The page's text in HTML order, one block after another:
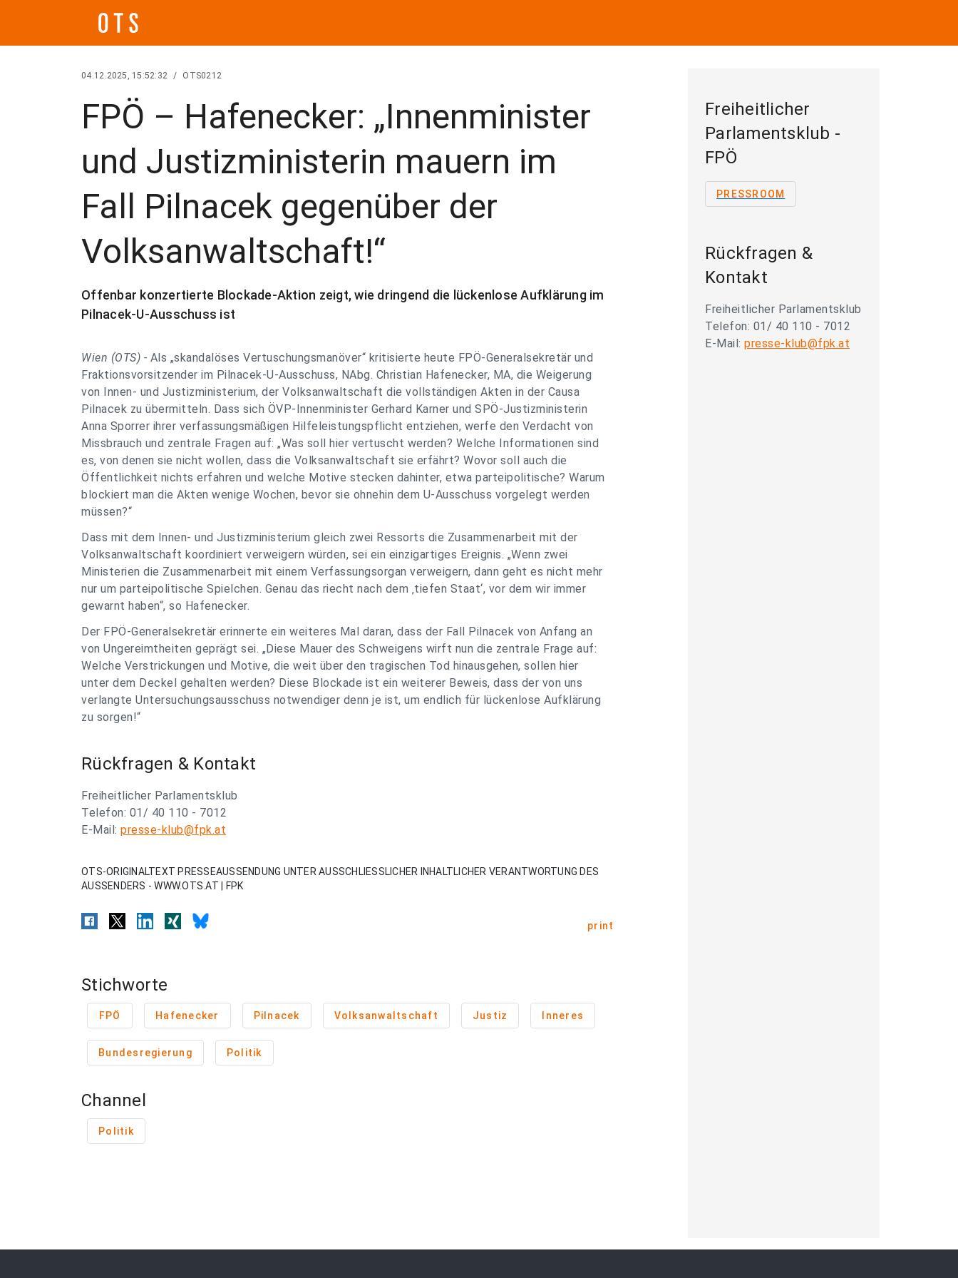
04.12.2025, 15:52:32 / OTS0212
FPÖ – Hafenecker: „Innenminister
und Justizministerin mauern im
Fall Pilnacek gegenüber der
Volksanwaltschaft!“
Offenbar konzertierte Blockade-Aktion zeigt, wie dringend die lückenlose Aufklärung im
Pilnacek-U-Ausschuss ist
Wien (OTS) - Als „skandalöses Vertuschungsmanöver“ kritisierte heute FPÖ-Generalsekretär und
Fraktionsvorsitzender im Pilnacek-U-Ausschuss, NAbg. Christian Hafenecker, MA, die Weigerung
von Innen- und Justizministerium, der Volksanwaltschaft die vollständigen Akten in der Causa
Pilnacek zu übermitteln. Dass sich ÖVP-Innenminister Gerhard Karner und SPÖ-Justizministerin
Anna Sporrer ihrer verfassungsmäßigen Hilfeleistungspflicht entziehen, werfe den Verdacht von
Missbrauch und zentrale Fragen auf: „Was soll hier vertuscht werden? Welche Informationen sind
es, von denen sie nicht wollen, dass die Volksanwaltschaft sie erfährt? Wovor soll auch die
Öffentlichkeit nichts erfahren und welche Motive stecken dahinter, etwa parteipolitische? Warum
blockiert man die Akten wenige Wochen, bevor sie ohnehin dem U-Ausschuss vorgelegt werden
müssen?“
Dass mit dem Innen- und Justizministerium gleich zwei Ressorts die Zusammenarbeit mit der
Volksanwaltschaft koordiniert verweigern würden, sei ein einzigartiges Ereignis. „Wenn zwei
Ministerien die Zusammenarbeit mit einem Verfassungsorgan verweigern, dann geht es nicht mehr
nur um parteipolitische Spielchen. Genau das riecht nach dem ‚tiefen Staat‘, vor dem wir immer
gewarnt haben“, so Hafenecker.
Der FPÖ-Generalsekretär erinnerte ein weiteres Mal daran, dass der Fall Pilnacek von Anfang an
von Ungereimtheiten geprägt sei. „Diese Mauer des Schweigens wirft nun die zentrale Frage auf:
Welche Verstrickungen und Motive, die weit über den tragischen Tod hinausgehen, sollen hier
unter dem Deckel gehalten werden? Diese Blockade ist ein weiterer Beweis, dass der von uns
verlangte Untersuchungsausschuss notwendiger denn je ist, um endlich für lückenlose Aufklärung
zu sorgen!“
Rückfragen & Kontakt
Freiheitlicher Parlamentsklub
Telefon: 01/ 40 110 - 7012
E-Mail: presse-klub@fpk.at
OTS-ORIGINALTEXT PRESSEAUSSENDUNG UNTER AUSSCHLIESSLICHER INHALTLICHER VERANTWORTUNG DES
AUSSENDERS - WWW.OTS.AT | FPK
print
Stichworte
FPÖ Hafenecker Pilnacek Volksanwaltschaft Justiz Inneres
Bundesregierung Politik
Channel
Politik
Freiheitlicher
Parlamentsklub -
FPÖ
PRESSROOM
Rückfragen &
Kontakt
Freiheitlicher Parlamentsklub
Telefon: 01/ 40 110 - 7012
E-Mail: presse-klub@fpk.at